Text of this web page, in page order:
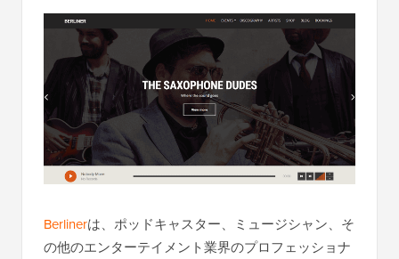
Berlinerは、ポッドキャスター、ミュージシャン、そ
の他のエンターテイメント業界のプロフェッショナ